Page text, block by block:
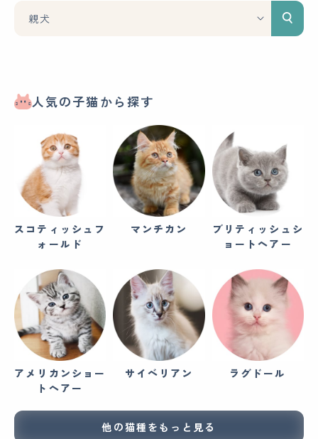
人気の子猫から探す
スコティッシュフ
ォールド
マンチカン
ブリティッシュシ
ョートヘアー
アメリカンショー
トヘアー
サイベリアン ラグドール
他の猫種をもっと見る